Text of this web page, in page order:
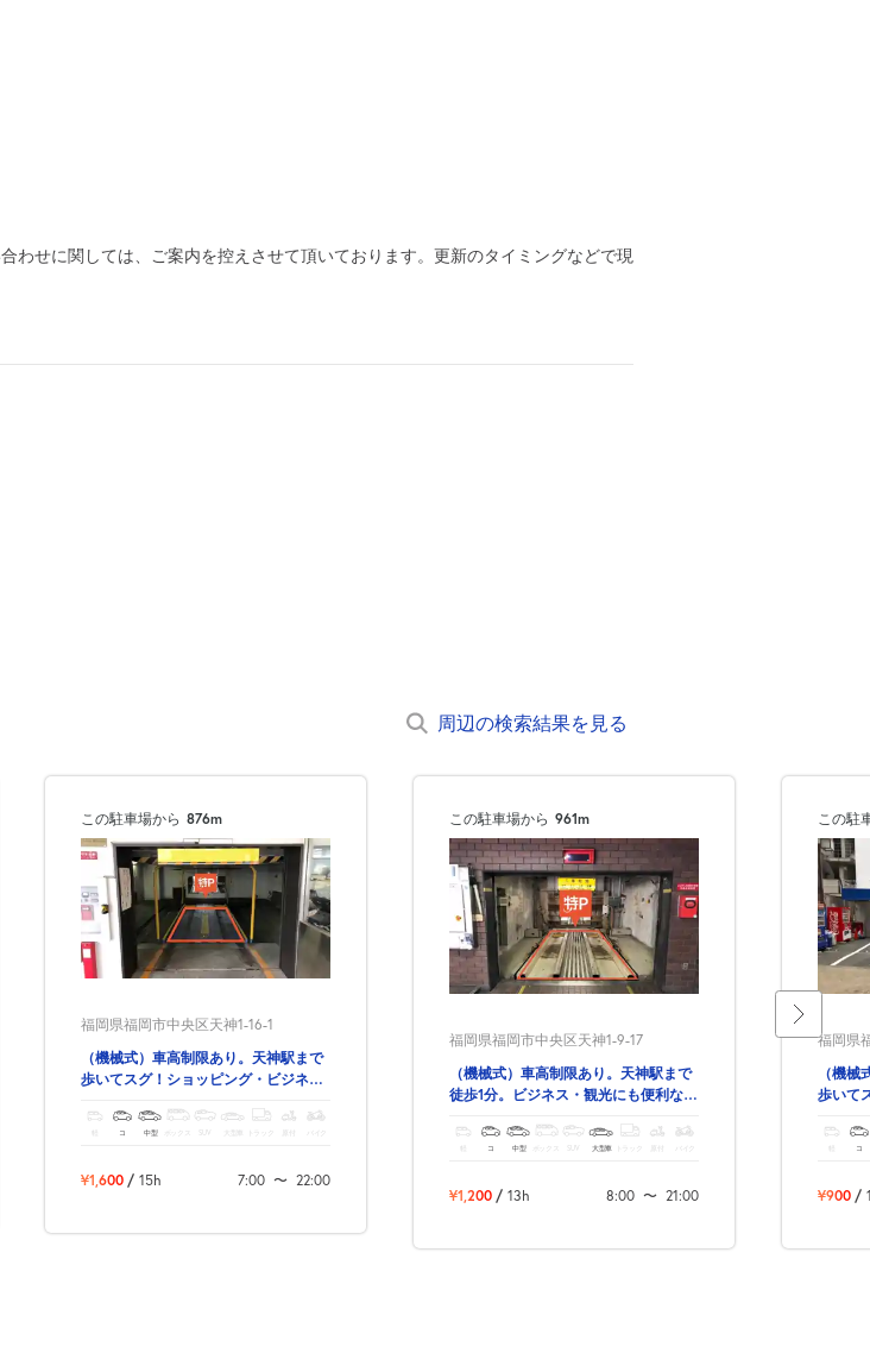
わせに関しては、ご案内を控えさせて頂いております。更新のタイミングなどで現
周辺の検索結果を見る
この駐車場から 876m
福岡県福岡市中央区天神1-16-1
（機械式）車高制限あり。天神駅まで
歩いてスグ！ショッピング・ビジネ
軽 コ 中型 ボックス SUV 大型車 トラック バイク
¥1,600 / 15h 7:00 〜 22:00
この駐車場から 961m
福岡県福岡市中央区天神1-9-17
（機械式）車高制限あり。天神駅まで
徒歩1分。ビジネス・観光にも便利な駐
軽 コ 中型 ボックス SUV 大型車 トラック バイク
¥1,200 / 13h 8:00 〜 21:00
この駐
福岡県
（機
歩いて
軽 コ
¥900 /